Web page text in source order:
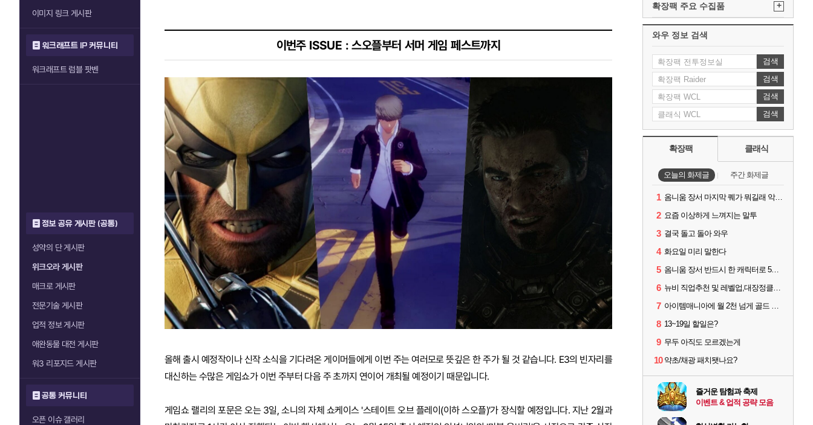
이미지 링크 게시판
워크래프트 IP 커뮤니티
워크래프트 럼블 팟벤
정보 공유 게시판 (공통)
성약의 단 게시판
위크오라 게시판
매크로 게시판
전문기술 게시판
업적 정보 게시판
애완동물 대전 게시판
워3 리포지드 게시판
공통 커뮤니티
오픈 이슈 갤러리
이번주 ISSUE : 스오플부터 서머 게임 페스트까지
올해 출시 예정작이나 신작 소식을 기다려온 게이머들에게 이번 주는 여러모로 뜻깊은 한 주가 될 것 같습니다. E3의 빈자리를
대신하는 수많은 게임쇼가 이번 주부터 다음 주 초까지 연이어 개최될 예정이기 때문입니다.
게임쇼 랠리의 포문은 오는 3일, 소니의 자체 쇼케이스 '스테이트 오브 플레이(이하 스오플)'가 장식할 예정입니다. 지난 2월과
확장팩 주요 수집품 +
와우 정보 검색
검색
검색
검색
검색
확장팩 클래식
오늘의 화제글 주간 화제글
1 옴니움 장서 마지막 퀘가 뭐길래 악명이 높은거임?
2 요즘 이상하게 느껴지는 말투
3 결국 돌고 돌아 와우
4 화요일 미리 말한다
5 옴니움 장서 반드시 한 캐릭터로 5단계까지 밀어야 하나요?
6 뉴비 직업추천 및 레벨업,대장정클리어 시간이 궁금합니다!
7 아이템매니아에 월 2천 넘게 골드 파는 인간 있던데
8 13~19일 할일은?
9 무두 아직도 모르겠는게
10 약초/채광 패치됏나요?
즐거운 탐험과 축제
이벤트 & 업적 공략 모음